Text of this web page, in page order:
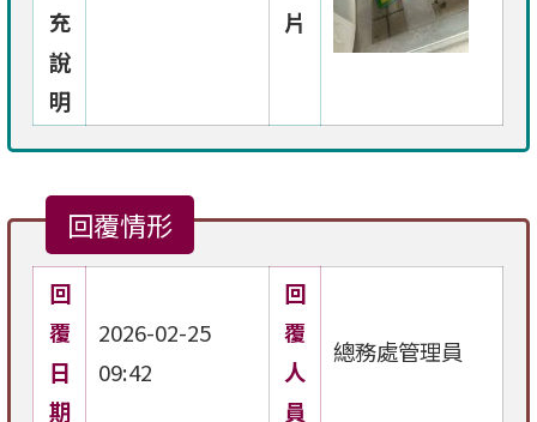
充
說
明
片
回覆情形
回
覆
日
期
2026-02-25
09:42
回
覆
人
員
總務處管理員